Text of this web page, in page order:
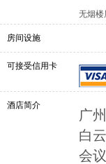
无烟楼
房间设施
可接受信用卡
酒店简介
广
白
会